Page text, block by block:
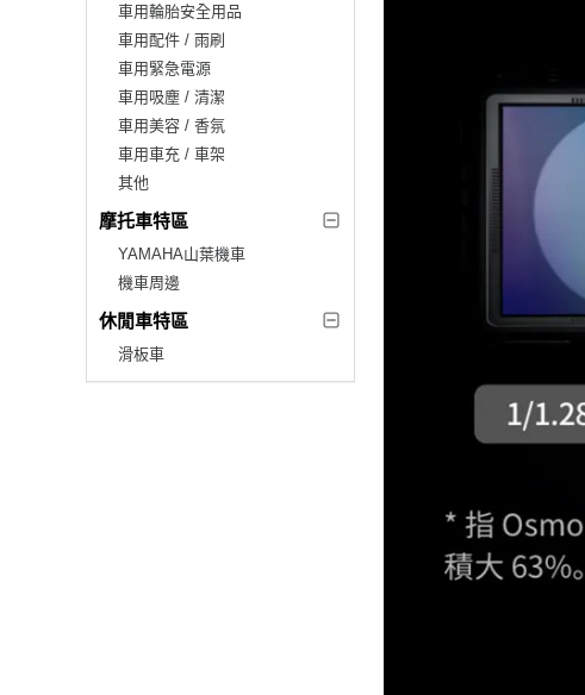
車用輪胎安全用品
車用配件 / 雨刷
車用緊急電源
車用吸塵 / 清潔
車用美容 / 香氛
車用車充 / 車架
其他
摩托車特區
YAMAHA山葉機車
機車周邊
休閒車特區
滑板車